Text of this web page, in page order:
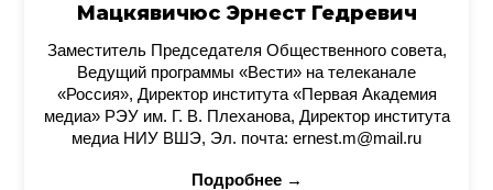
Мацкявичюс Эрнест Гедревич
Заместитель Председателя Общественного совета,
Ведущий программы «Вести» на телеканале
«Россия», Директор института «Первая Академия
медиа» РЭУ им. Г. В. Плеханова, Директор института
медиа НИУ ВШЭ, Эл. почта: ernest.m@mail.ru
Подробнее →